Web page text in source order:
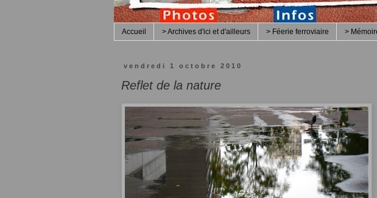
Accueil > Archives d'ici et d'ailleurs > Féerie ferroviaire >
vendredi 1 octobre 2010
Reflet de la nature